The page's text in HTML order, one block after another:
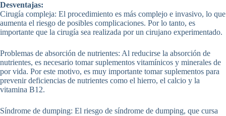
Desventajas:
Cirugía compleja: El procedimiento es más complejo e invasivo, lo que
aumenta el riesgo de posibles complicaciones. Por lo tanto, es
importante que la cirugía sea realizada por un cirujano experimentado.
Problemas de absorción de nutrientes: Al reducirse la absorción de
nutrientes, es necesario tomar suplementos vitamínicos y minerales de
por vida. Por este motivo, es muy importante tomar suplementos para
prevenir deficiencias de nutrientes como el hierro, el calcio y la
vitamina B12.
Síndrome de dumping: El riesgo de síndrome de dumping, que cursa